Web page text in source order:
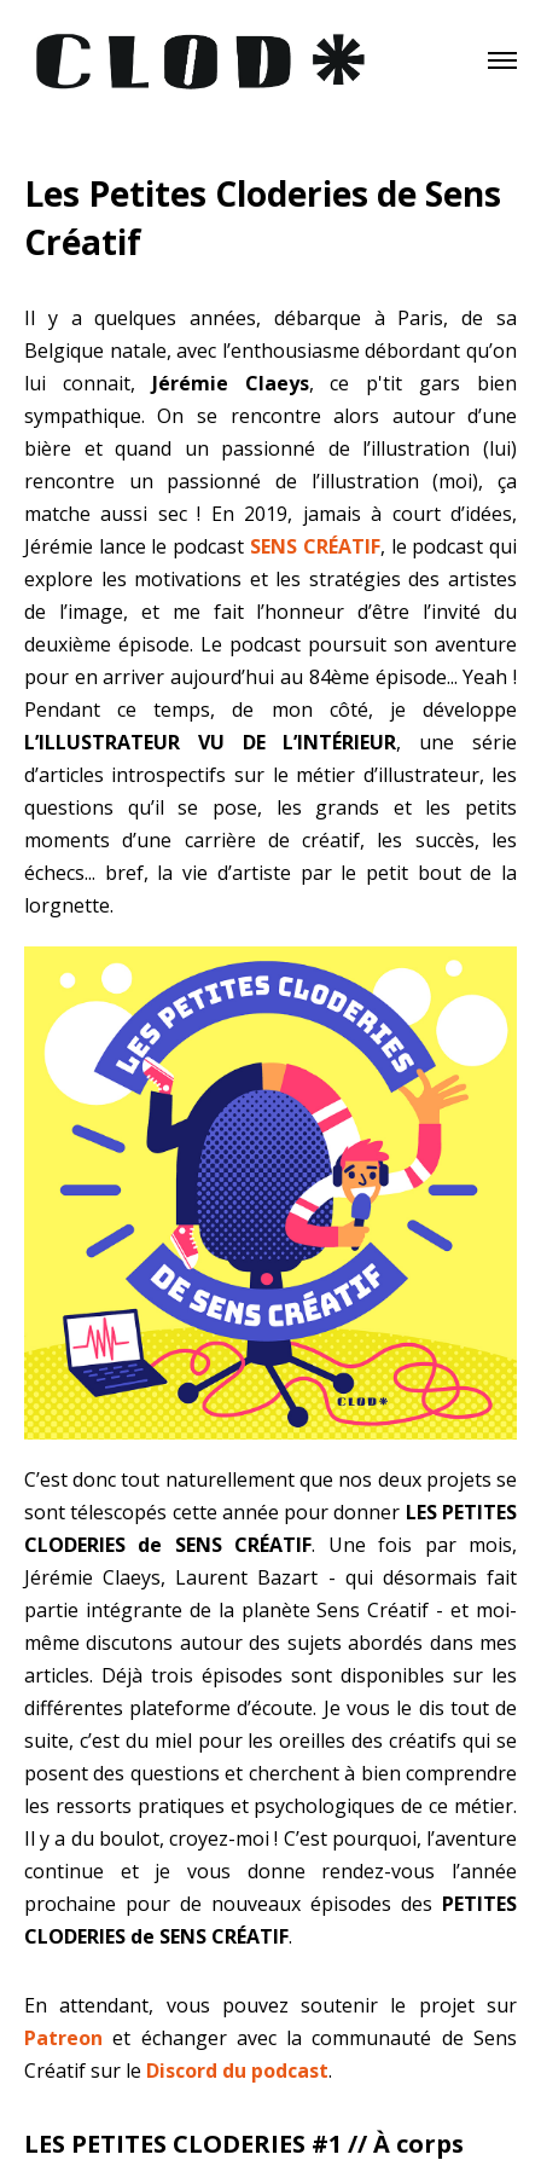
Les Petites Cloderies de Sens
Créatif
Il y a quelques années, débarque à Paris, de sa
Belgique natale, avec l’enthousiasme débordant qu’on
lui connait, Jérémie Claeys, ce p'tit gars bien
sympathique. On se rencontre alors autour d’une
bière et quand un passionné de l’illustration (lui)
rencontre un passionné de l’illustration (moi), ça
matche aussi sec ! En 2019, jamais à court d’idées,
Jérémie lance le podcast SENS CRÉATIF, le podcast qui
explore les motivations et les stratégies des artistes
de l’image, et me fait l’honneur d’être l’invité du
deuxième épisode. Le podcast poursuit son aventure
pour en arriver aujourd’hui au 84ème épisode... Yeah !
Pendant ce temps, de mon côté, je développe
L’ILLUSTRATEUR VU DE L’INTÉRIEUR, une série
d’articles introspectifs sur le métier d’illustrateur, les
questions qu’il se pose, les grands et les petits
moments d’une carrière de créatif, les succès, les
échecs... bref, la vie d’artiste par le petit bout de la
lorgnette.
C’est donc tout naturellement que nos deux projets se
sont télescopés cette année pour donner LES PETITES
CLODERIES de SENS CRÉATIF. Une fois par mois,
Jérémie Claeys, Laurent Bazart - qui désormais fait
partie intégrante de la planète Sens Créatif - et moi-
même discutons autour des sujets abordés dans mes
articles. Déjà trois épisodes sont disponibles sur les
différentes plateforme d’écoute. Je vous le dis tout de
suite, c’est du miel pour les oreilles des créatifs qui se
posent des questions et cherchent à bien comprendre
les ressorts pratiques et psychologiques de ce métier.
Il y a du boulot, croyez-moi ! C’est pourquoi, l’aventure
continue et je vous donne rendez-vous l’année
prochaine pour de nouveaux épisodes des PETITES
CLODERIES de SENS CRÉATIF.
En attendant, vous pouvez soutenir le projet sur
Patreon et échanger avec la communauté de Sens
Créatif sur le Discord du podcast.
LES PETITES CLODERIES #1 // À corps